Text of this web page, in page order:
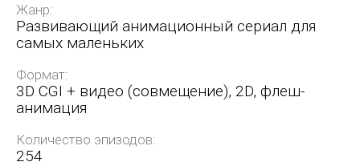
Жанр:
Развивающий анимационный сериал для
самых маленьких
Формат:
3D CGI + видео (совмещение), 2D, флеш-
анимация
Количество эпизодов:
254